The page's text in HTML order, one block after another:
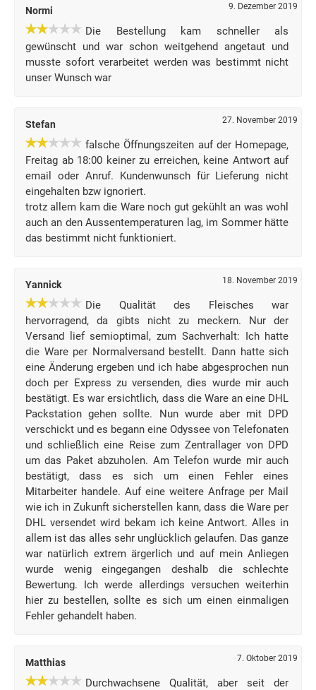
Normi 9. Dezember 2019
Die Bestellung kam schneller als
gewünscht und war schon weitgehend angetaut und
musste sofort verarbeitet werden was bestimmt nicht
unser Wunsch war
Stefan 27. November 2019
falsche Öffnungszeiten auf der Homepage,
Freitag ab 18:00 keiner zu erreichen, keine Antwort auf
email oder Anruf. Kundenwunsch für Lieferung nicht
eingehalten bzw ignoriert.
trotz allem kam die Ware noch gut gekühlt an was wohl
auch an den Aussentemperaturen lag, im Sommer hätte
das bestimmt nicht funktioniert.
Yannick 18. November 2019
Die Qualität des Fleisches war
hervorragend, da gibts nicht zu meckern. Nur der
Versand lief semioptimal, zum Sachverhalt: Ich hatte
die Ware per Normalversand bestellt. Dann hatte sich
eine Änderung ergeben und ich habe abgesprochen nun
doch per Express zu versenden, dies wurde mir auch
bestätigt. Es war ersichtlich, dass die Ware an eine DHL
Packstation gehen sollte. Nun wurde aber mit DPD
verschickt und es begann eine Odyssee von Telefonaten
und schließlich eine Reise zum Zentrallager von DPD
um das Paket abzuholen. Am Telefon wurde mir auch
bestätigt, dass es sich um einen Fehler eines
Mitarbeiter handele. Auf eine weitere Anfrage per Mail
wie ich in Zukunft sicherstellen kann, dass die Ware per
DHL versendet wird bekam ich keine Antwort. Alles in
allem ist das alles sehr unglücklich gelaufen. Das ganze
war natürlich extrem ärgerlich und auf mein Anliegen
wurde wenig eingegangen deshalb die schlechte
Bewertung. Ich werde allerdings versuchen weiterhin
hier zu bestellen, sollte es sich um einen einmaligen
Fehler gehandelt haben.
Matthias 7. Oktober 2019
Durchwachsene Qualität, aber seit der